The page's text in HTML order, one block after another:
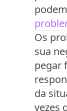
Os
sua
pegar
da
vezes